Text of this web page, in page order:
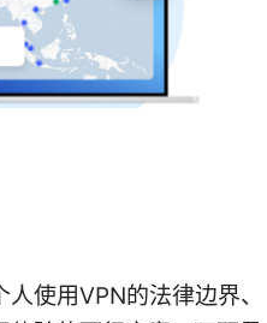
使用VPN的法律边界、